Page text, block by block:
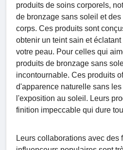
produits de soins corporels,
de bronzage sans soleil et
corps. Ces produits sont
obtenir un teint sain et
votre peau. Pour celles qui
produits de bronzage sans
incontournable. Ces produits
d'apparence naturelle sans
l'exposition au soleil. Leurs
finition impeccable qui dure
Leurs collaborations avec des